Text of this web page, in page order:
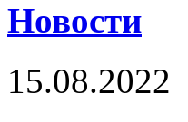
Новости
15.08.2022